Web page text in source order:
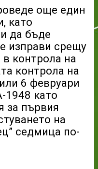
още един
като
да бъде
изправи срещу
контрола на
контрола на
6 февруари
като
за първия
на
седмица по-